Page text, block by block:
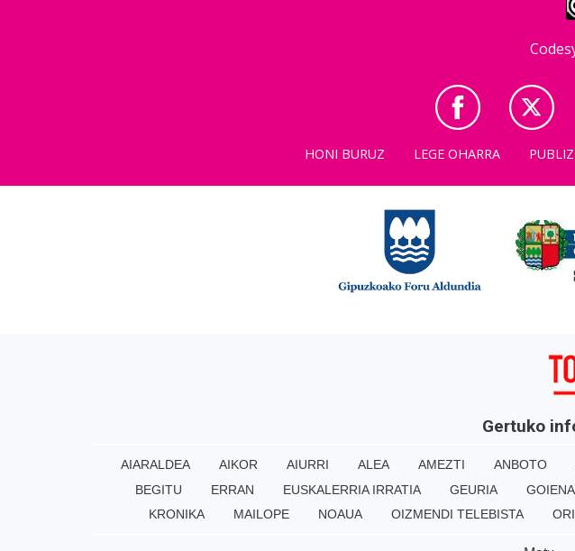
HONI BURUZ LEGE OHARRA
Gertuko
AIARALDEA AIKOR AIURRI ALEA AMEZTI ANBOTO
BEGITU
ERRAN EUSKALERRIA IRRATIA GEURIA GOIENA
KRONIKA
MAILOPE NOAUA OIZMENDI TELEBISTA